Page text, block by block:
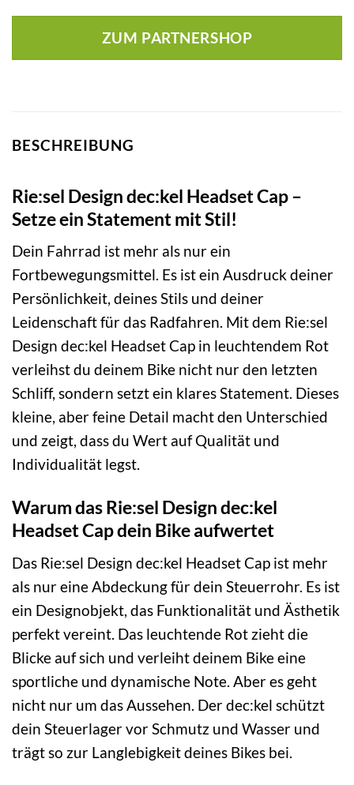
ZUM PARTNERSHOP
BESCHREIBUNG
Rie:sel Design dec:kel Headset Cap –
Setze ein Statement mit Stil!
Dein Fahrrad ist mehr als nur ein
Fortbewegungsmittel. Es ist ein Ausdruck deiner
Persönlichkeit, deines Stils und deiner
Leidenschaft für das Radfahren. Mit dem Rie:sel
Design dec:kel Headset Cap in leuchtendem Rot
verleihst du deinem Bike nicht nur den letzten
Schliff, sondern setzt ein klares Statement. Dieses
kleine, aber feine Detail macht den Unterschied
und zeigt, dass du Wert auf Qualität und
Individualität legst.
Warum das Rie:sel Design dec:kel
Headset Cap dein Bike aufwertet
Das Rie:sel Design dec:kel Headset Cap ist mehr
als nur eine Abdeckung für dein Steuerrohr. Es ist
ein Designobjekt, das Funktionalität und Ästhetik
perfekt vereint. Das leuchtende Rot zieht die
Blicke auf sich und verleiht deinem Bike eine
sportliche und dynamische Note. Aber es geht
nicht nur um das Aussehen. Der dec:kel schützt
dein Steuerlager vor Schmutz und Wasser und
trägt so zur Langlebigkeit deines Bikes bei.